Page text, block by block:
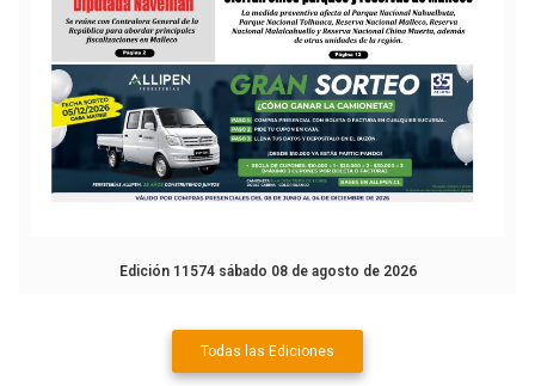
Edición 11574 sábado 08 de agosto de 2026
Todas las Ediciones